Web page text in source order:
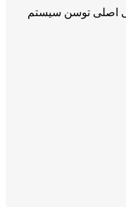
اصلی توسن سیستم